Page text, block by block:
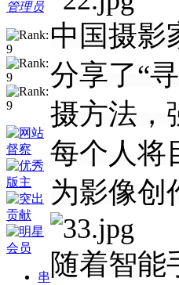
管理员
串
中国摄影
分享了“
摄方法，
每个人将
为影像创
随着智能